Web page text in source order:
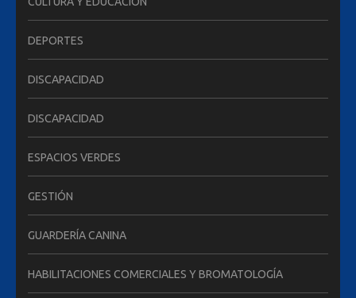
DEPORTES
DISCAPACIDAD
DISCAPACIDAD
ESPACIOS VERDES
GESTIÓN
GUARDERÍA CANINA
HABILITACIONES COMERCIALES Y BROMATOLOGÍA